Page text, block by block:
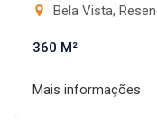
Bela Vista,
360 M²
Mais informações